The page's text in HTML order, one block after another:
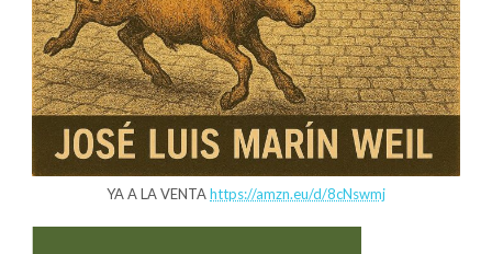
YA A LA VENTAhttps://amzn.eu/d/8cNswmj